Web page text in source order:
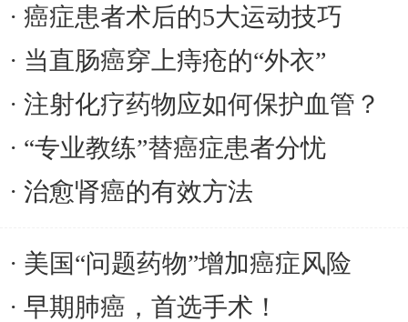
癌症患者术后的5大运动技巧
当直肠癌穿上痔疮的“外衣”
注射化疗药物应如何保护血管？
“专业教练”替癌症患者分忧
治愈肾癌的有效方法
美国“问题药物”增加癌症风险
早期肺癌，首选手术！